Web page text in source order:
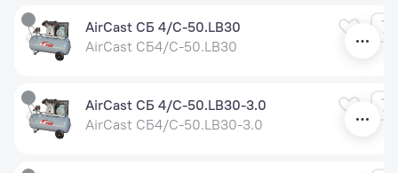
AirCast СБ 4/С-50.LB30
AirCast СБ4/С-50.LB30
AirCast СБ 4/С-50.LB30-3.0
AirCast СБ4/С-50.LB30-3.0